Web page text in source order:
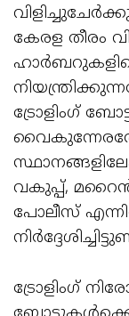
കേരള തീരം
ട്രോളിംഗ്
വകുപ്പ്,
പോലീസ്
ട്രോളിംഗ്